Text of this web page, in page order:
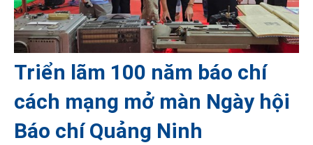
Triển lãm 100 năm báo chí
cách mạng mở màn Ngày hội
Báo chí Quảng Ninh